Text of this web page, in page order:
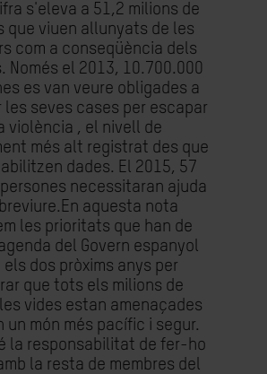
s'eleva a 51,2 milions de
que viuen allunyats de les
com a conseqüència dels
Només el 2013, 10.700.000
es van veure obligades a
les seves cases per escapar
violència , el nivell de
més alt registrat des que
dades. El 2015, 57
necessitaran ajuda
aquesta nota
les prioritats que han de
del Govern espanyol
dos pròxims anys per
que tots els milions de
vides estan amenaçades
un món més pacífic i segur.
la responsabilitat de fer-ho
la resta de membres del